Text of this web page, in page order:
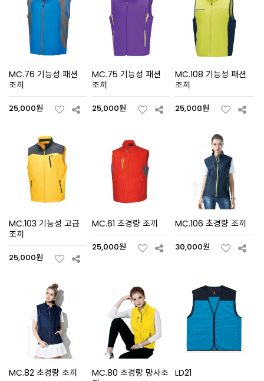
MC.76 기능성 패션
조끼
25,000원
MC.75 기능성 패션
조끼
25,000원
MC.108 기능성 패션
조끼
25,000원
MC.103 기능성 고급
조끼
25,000원
MC.61 초경량 조끼
25,000원
MC.106 초경량 조끼
30,000원
MC.82 초경량 조끼
MC.80 초경량 망사조 LD21